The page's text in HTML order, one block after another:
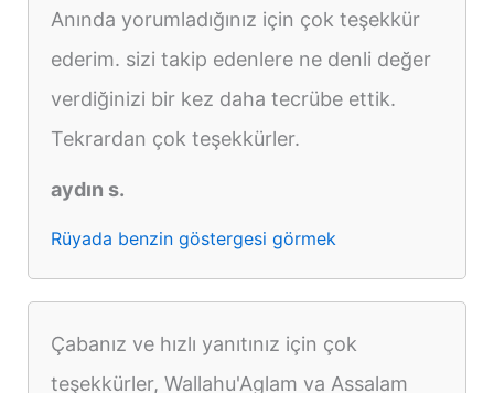
Anında yorumladığınız için çok teşekkür
ederim. sizi takip edenlere ne denli değer
verdiğinizi bir kez daha tecrübe ettik.
Tekrardan çok teşekkürler.
aydın s.
Rüyada benzin göstergesi görmek
Çabanız ve hızlı yanıtınız için çok
teşekkürler, Wallahu'Aglam va Assalam